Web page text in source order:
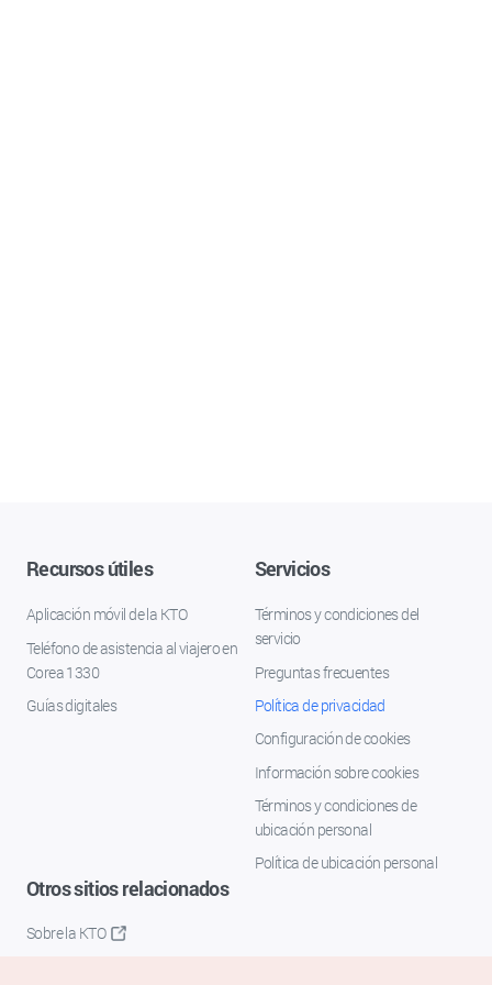
Recursos útiles
Aplicación móvil de la KTO
Teléfono de asistencia al viajero en
Corea 1330
Guías digitales
Servicios
Términos y condiciones del
servicio
Preguntas frecuentes
Política de privacidad
Configuración de cookies
Información sobre cookies
Términos y condiciones de
ubicación personal
Política de ubicación personal
Otros sitios relacionados
Sobre la KTO